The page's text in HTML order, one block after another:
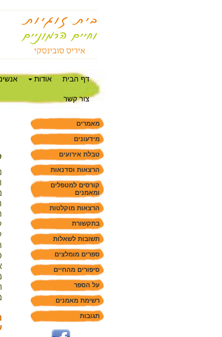
דף הבית אודות
צור קשר
מאמרים
מידעונים
טבלת אירועים
הרצאות וסדנאות
קורסים למטפלים
ומאמנים
הרצאות מוקלטות
בתקשורת
תשובות לשאלות
ספרים מומלצים
סיפורים מהחיים
על הספר
רשימת מאמנים
תגובות